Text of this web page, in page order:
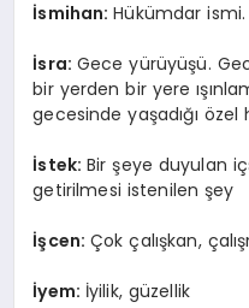
İsmihan:Hükümdar ismi.
İsra: Gece yürüyüşü.
bir yerden bir yere
gecesinde yaşadığı özel
İstek:Bir şeye duyulan
getirilmesi istenilen şey
İşcen:Çok çalışkan,
İyem: İyilik, güzellik